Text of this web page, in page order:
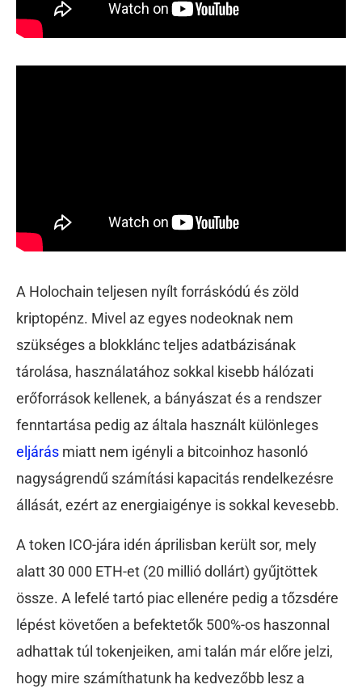
A Holochain teljesen nyílt forráskódú és zöld
kriptopénz. Mivel az egyes nodeoknak nem
szükséges a blokklánc teljes adatbázisának
tárolása, használatához sokkal kisebb hálózati
erőforrások kellenek, a bányászat és a rendszer
fenntartása pedig az általa használt különleges
eljárás miatt nem igényli a bitcoinhoz hasonló
nagyságrendű számítási kapacitás rendelkezésre
állását, ezért az energiaigénye is sokkal kevesebb.
A token ICO-jára idén áprilisban került sor, mely
alatt 30 000 ETH-et (20 millió dollárt) gyűjtöttek
össze. A lefelé tartó piac ellenére pedig a tőzsdére
lépést követően a befektetők 500%-os haszonnal
adhattak túl tokenjeiken, ami talán már előre jelzi,
hogy mire számíthatunk ha kedvezőbb lesz a